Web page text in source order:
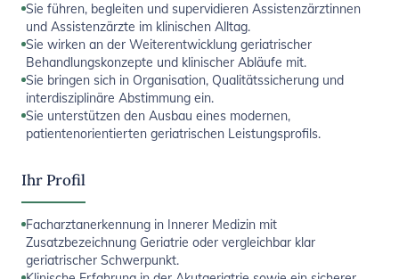
Sie führen, begleiten und supervidieren Assistenzärztinnen
und Assistenzärzte im klinischen Alltag.
Sie wirken an der Weiterentwicklung geriatrischer
Behandlungskonzepte und klinischer Abläufe mit.
Sie bringen sich in Organisation, Qualitätssicherung und
interdisziplinäre Abstimmung ein.
Sie unterstützen den Ausbau eines modernen,
patientenorientierten geriatrischen Leistungsprofils.
Ihr Profil
Facharztanerkennung in Innerer Medizin mit
Zusatzbezeichnung Geriatrie oder vergleichbar klar
geriatrischer Schwerpunkt.